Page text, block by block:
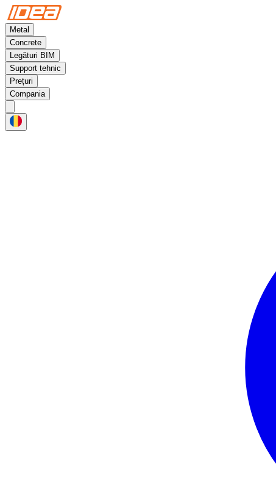
Metal
Concrete
Legături BIM
Support tehnic
Prețuri
Compania